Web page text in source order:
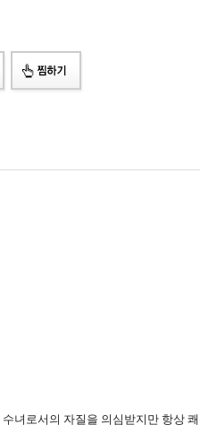
녀로서의 자질을 의심받지만 항상